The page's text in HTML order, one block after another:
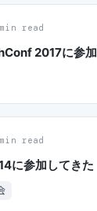
read
2017に参
read
に参加してきた